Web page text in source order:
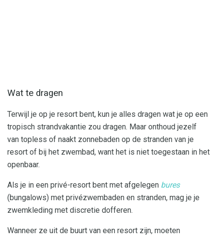
Wat te dragen
Terwijl je op je resort bent, kun je alles dragen wat je op een
tropisch strandvakantie zou dragen. Maar onthoud jezelf
van topless of naakt zonnebaden op de stranden van je
resort of bij het zwembad, want het is niet toegestaan ​​in het
openbaar.
Als je in een privé-resort bent met afgelegen bures
(bungalows) met privézwembaden en stranden, mag je je
zwemkleding met discretie dofferen.
Wanneer ze uit de buurt van een resort zijn, moeten